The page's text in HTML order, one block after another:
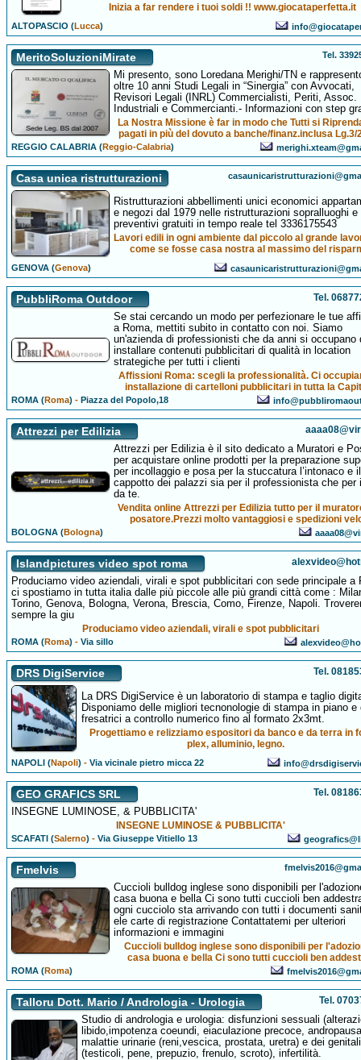
Inizia a far rendere i tuoi soldi !! www.giocataperfetta.it
ALTOPASCIO (Lucca)
MeritoSoluzioniMirate Tel.
Mi presento, sono Loredana Merighi/TN e
oltre 10 anni Studi Legali in “Sinergia” con Avvocati,
Revisori Legali (INRL) Commercialisti, Periti, Assoc.
Industriali e Commercianti.- Informazioni con step
La Nostra Missione è far in modo che Tutti si
pagati in più del dovuto a banche/finanz.inclusa Lg.3/
REGGIO CALABRIA (Reggio-Calabria)
Casa unica ristrutturazioni
Ristrutturazioni abbellimenti unici economici
e negozi dal 1979 nelle ristrutturazioni sopralluoghi e
preventivi gratuiti in tempo reale tel 3336175543
Lavori edili in ogni ambiente dal piccolo al grande
come se fosse casa nostra al massimo del
GENOVA (Genova)
PubbliRoma Outdoor Tel.
Se stai cercando un modo per perfezionare le tue
a Roma, mettiti subito in contatto con noi. Siamo
un'azienda di professionisti che da anni si occupano
installare contenuti pubblicitari di qualità in location
strategiche per tutti i clienti
Affissioni Roma: scegli la professionalità. Ci
installazione di cartelloni pubblicitari in tutta la
ROMA (Roma) -Piazza del Popolo,18
Attrezzi per Edilizia
Attrezzi per Edilizia è il sito dedicato a Muratori e
per acquistare online prodotti per la preparazione
per incollaggio e posa per la stuccatura l’intonaco e il
cappotto dei palazzi sia per il professionista che per
da te.
Vendita online Attrezzi per Edilizia tutto per il
posatore.Prezzi molto vantaggiosi e spedizioni
BOLOGNA (Bologna)
Islandpictures video spot roma
Produciamo video aziendali, virali e spot pubblicitari con sede principale a
ci spostiamo in tutta italia dalle più piccole alle più grandi città come :
Torino, Genova, Bologna, Verona, Brescia, Como, Firenze, Napoli.
sempre la giu
Produciamo video aziendali, virali e spot pubblicitari
ROMA (Roma) -Via sillo
DRS DigiService Tel.
La DRS DigiService è un laboratorio di stampa e taglio
Disponiamo delle migliori tecnonologie di stampa in piano e
fresatrici a controllo numerico fino al formato 2x3mt.
Progettiamo e relizziamo espositori da banco e da terra in
plex, alluminio, legno.
NAPOLI (Napoli) -Via vicinale pietro micca 22
GEO GRAFICS SRL Tel.
INSEGNE LUMINOSE, & PUBBLICITA'
INSEGNE LUMINOSE & PUBBLICITA'
SCAFATI (Salerno) -Via Giuseppe Vitiello 13
Fmelvis
Cuccioli bulldog inglese sono disponibili per
casa buona e bella Ci sono tutti cuccioli ben
ogni cucciolo sta arrivando con tutti i documenti
ele carte di registrazione Contattatemi per ulteriori
informazioni e immagini
Cuccioli bulldog inglese sono disponibili per
casa buona e bella Ci sono tutti cuccioli ben
ROMA (Roma)
Talloru Dott. Mario / Andrologia - Urologia Tel.
Studio di andrologia e urologia: disfunzioni sessuali
libido,impotenza coeundi, eiaculazione precoce,
malattie urinarie (reni,vescica, prostata, uretra) e dei genitali
(testicoli, pene, prepuzio, frenulo, scroto), infertilità.